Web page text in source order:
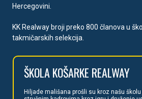
Hercegovini.
KK Realway broji preko 800 članova u
takmičarskih selekcija.
ŠKOLA KOŠARKE REALWAY
Hiljade mališana prošli su kroz našu